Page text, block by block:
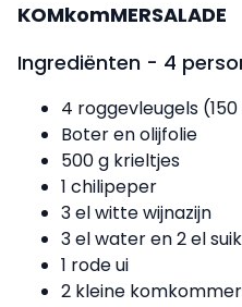
KOMkomMERSALADE
Ingrediënten - 4
4 roggevleugels (150
Boter en olijfolie
500 g krieltjes
1 chilipeper
3 el witte wijnazijn
3 el water en 2 el
1 rode ui
2 kleine